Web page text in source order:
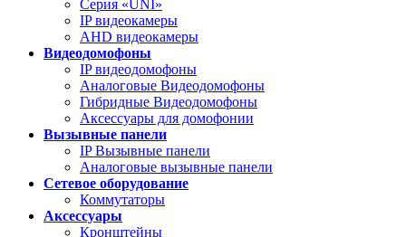
Серия «UNI»
IP видеокамеры
AHD видеокамеры
Видеодомофоны
IP видеодомофоны
Аналоговые Видеодомофоны
Гибридные Видеодомофоны
Аксессуары для домофонии
Вызывные панели
IP Вызывные панели
Аналоговые вызывные панели
Сетевое оборудование
Коммутаторы
Аксессуары
Кронштейны